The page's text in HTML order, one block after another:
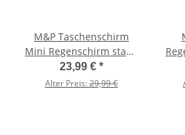
M&P Taschenschirm
Mini Regenschirm stabil
Auf-Zu-Automatik Puma
- Striche
23,99 € *
Alter Preis:29,99 €